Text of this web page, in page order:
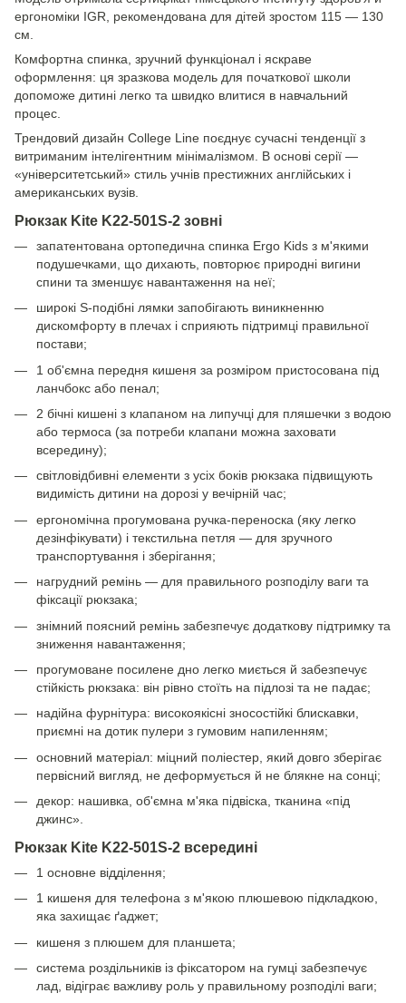
ергономіки IGR, рекомендована для дітей зростом 115 — 130
см.
Комфортна спинка, зручний функціонал і яскраве
оформлення: ця зразкова модель для початкової школи
допоможе дитині легко та швидко влитися в навчальний
процес.
Трендовий дизайн College Line поєднує сучасні тенденції з
витриманим інтелігентним мінімалізмом. В основі серії —
«університетський» стиль учнів престижних англійських і
американських вузів.
Рюкзак Kite K22-501S-2 зовні
запатентована ортопедична спинка Ergo Kids з м'якими
подушечками, що дихають, повторює природні вигини
спини та зменшує навантаження на неї;
широкі S-подібні лямки запобігають виникненню
дискомфорту в плечах і сприяють підтримці правильної
постави;
1 об'ємна передня кишеня за розміром пристосована під
ланчбокс або пенал;
2 бічні кишені з клапаном на липучці для пляшечки з водою
або термоса (за потреби клапани можна заховати
всередину);
світловідбивні елементи з усіх боків рюкзака підвищують
видимість дитини на дорозі у вечірній час;
ергономічна прогумована ручка-переноска (яку легко
дезінфікувати) і текстильна петля — для зручного
транспортування і зберігання;
нагрудний ремінь — для правильного розподілу ваги та
фіксації рюкзака;
знімний поясний ремінь забезпечує додаткову підтримку та
зниження навантаження;
прогумоване посилене дно легко миється й забезпечує
стійкість рюкзака: він рівно стоїть на підлозі та не падає;
надійна фурнітура: високоякісні зносостійкі блискавки,
приємні на дотик пулери з гумовим напиленням;
основний матеріал: міцний поліестер, який довго зберігає
первісний вигляд, не деформується й не блякне на сонці;
декор: нашивка, об'ємна м'яка підвіска, тканина «під
джинс».
Рюкзак Kite K22-501S-2 всередині
1 основне відділення;
1 кишеня для телефона з м'якою плюшевою підкладкою,
яка захищає ґаджет;
кишеня з плюшем для планшета;
система роздільників із фіксатором на гумці забезпечує
лад, відіграє важливу роль у правильному розподілі ваги;